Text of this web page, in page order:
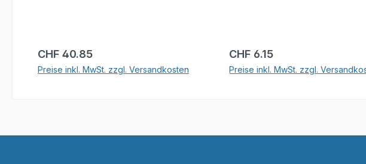
Regulärer Preis:
CHF 40.85
Preise inkl. MwSt. zzgl. Versandkosten
Regulärer Preis:
CHF 6.15
Preise inkl. MwSt. zzgl.